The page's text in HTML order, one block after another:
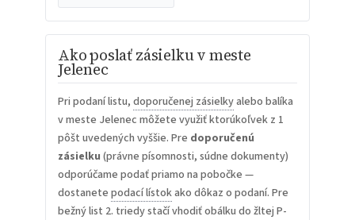
Ako poslať zásielku v meste
Jelenec
Pri podaní listu, doporučenej zásielkyalebo balíka
v meste Jelenec môžete využiť ktorúkoľvek z 1
pôšt uvedených vyššie. Pre doporučenú
zásielku (právne písomnosti, súdne dokumenty)
odporúčame podať priamo na pobočke —
dostanete podací lístokako dôkaz o podaní. Pre
bežný list 2. triedy stačí vhodiť obálku do žltej P-